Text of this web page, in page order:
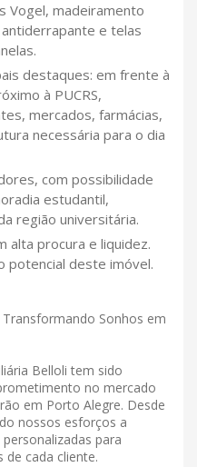
Vogel, madeiramento
e telas
destaques: em frente à
à PUCRS,
mercados, farmácias,
necessária para o dia
com possibilidade
estudantil,
região universitária.
alta procura e liquidez.
potencial deste imóvel.
Sonhos em
Belloli tem sido
no mercado
em Porto Alegre. Desde
nossos esforços a
para
de cada cliente.